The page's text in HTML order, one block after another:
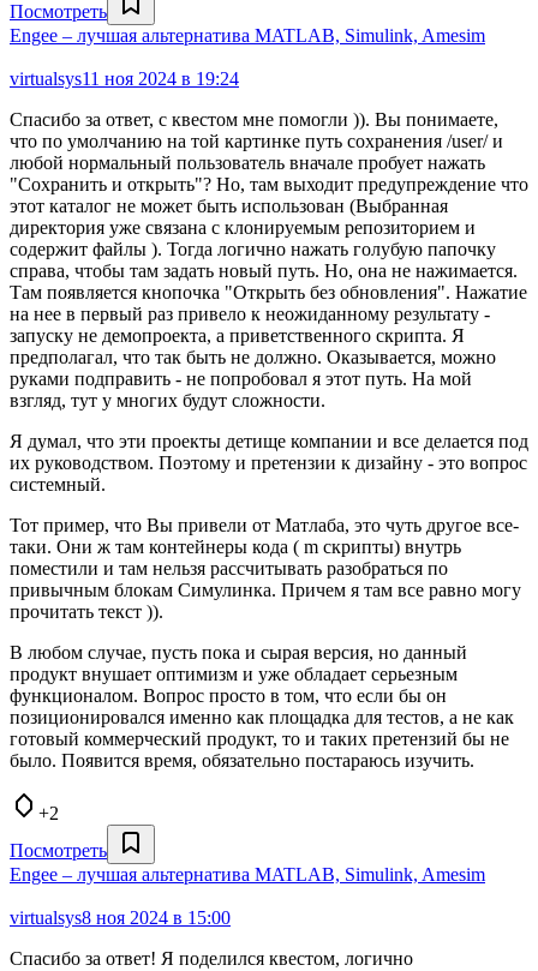
Посмотреть
Engee – лучшая альтернатива MATLAB, Simulink, Amesim
virtualsys11 ноя 2024 в 19:24
Спасибо за ответ, с квестом мне помогли )). Вы понимаете,
что по умолчанию на той картинке путь сохранения /user/ и
любой нормальный пользователь вначале пробует нажать
"Сохранить и открыть"? Но, там выходит предупреждение что
этот каталог не может быть использован (Выбранная
директория уже связана с клонируемым репозиторием и
содержит файлы ). Тогда логично нажать голубую папочку
справа, чтобы там задать новый путь. Но, она не нажимается.
Там появляется кнопочка "Открыть без обновления". Нажатие
на нее в первый раз привело к неожиданному результату -
запуску не демопроекта, а приветственного скрипта. Я
предполагал, что так быть не должно. Оказывается, можно
руками подправить - не попробовал я этот путь. На мой
взгляд, тут у многих будут сложности.
Я думал, что эти проекты детище компании и все делается под
их руководством. Поэтому и претензии к дизайну - это вопрос
системный.
Тот пример, что Вы привели от Матлаба, это чуть другое все-
таки. Они ж там контейнеры кода ( m скрипты) внутрь
поместили и там нельзя рассчитывать разобраться по
привычным блокам Симулинка. Причем я там все равно могу
прочитать текст )).
В любом случае, пусть пока и сырая версия, но данный
продукт внушает оптимизм и уже обладает серьезным
функционалом. Вопрос просто в том, что если бы он
позиционировался именно как площадка для тестов, а не как
готовый коммерческий продукт, то и таких претензий бы не
было. Появится время, обязательно постараюсь изучить.
+2
Посмотреть
Engee – лучшая альтернатива MATLAB, Simulink, Amesim
virtualsys8 ноя 2024 в 15:00
Спасибо за ответ! Я поделился квестом, логично